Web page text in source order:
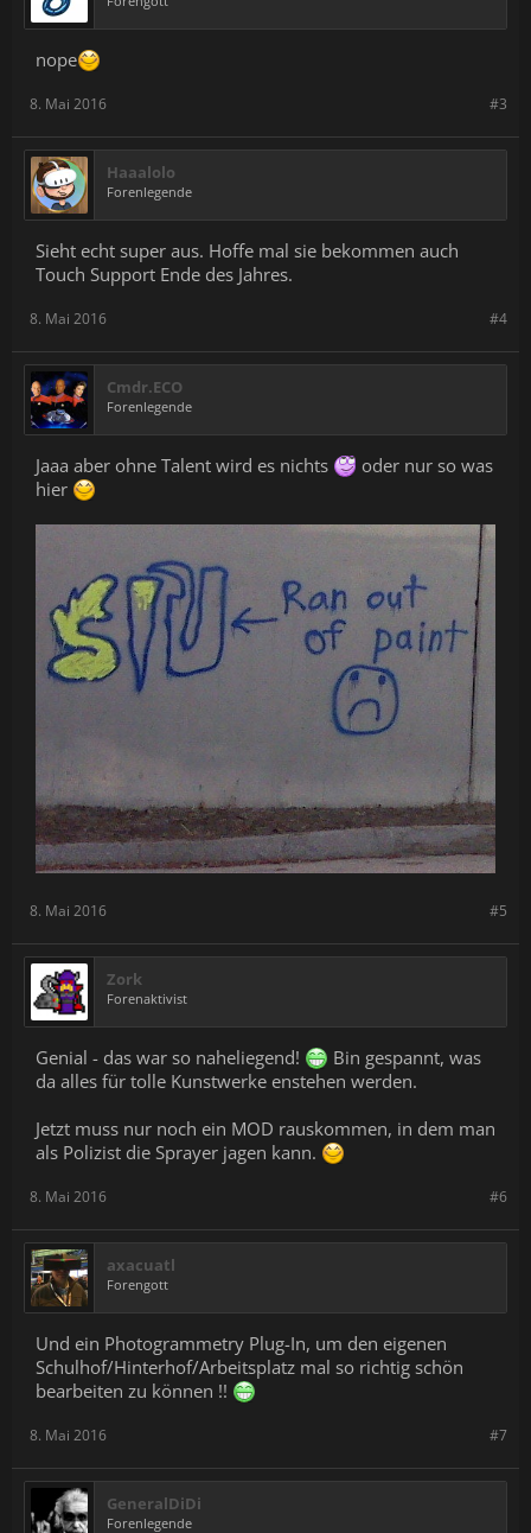
nope
#3
8. Mai 2016
Haaalolo
Forenlegende
Sieht echt super aus. Hoffe mal sie bekommen auch
Touch Support Ende des Jahres.
#4
8. Mai 2016
Cmdr.ECO
Forenlegende
Jaaa aber ohne Talent wird es nichts
oder nur so was
hier
#5
8. Mai 2016
Zork
Forenaktivist
Genial - das war so naheliegend!
Bin gespannt, was
da alles für tolle Kunstwerke enstehen werden.
Jetzt muss nur noch ein MOD rauskommen, in dem man
als Polizist die Sprayer jagen kann.
#6
8. Mai 2016
axacuatl
Forengott
Und ein Photogrammetry Plug-In, um den eigenen
Schulhof/Hinterhof/Arbeitsplatz mal so richtig schön
bearbeiten zu können !!
#7
8. Mai 2016
GeneralDiDi
Forenlegende